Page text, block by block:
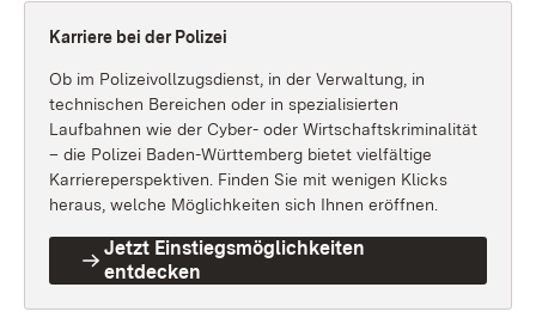
Karriere bei der Polizei
Ob im Polizeivollzugsdienst, in der Verwaltung, in
technischen Bereichen oder in spezialisierten
Laufbahnen wie der Cyber- oder Wirtschaftskriminalität
– die Polizei Baden-Württemberg bietet vielfältige
Karriereperspektiven. Finden Sie mit wenigen Klicks
heraus, welche Möglichkeiten sich Ihnen eröffnen.
Jetzt Einstiegsmöglichkeiten
entdecken